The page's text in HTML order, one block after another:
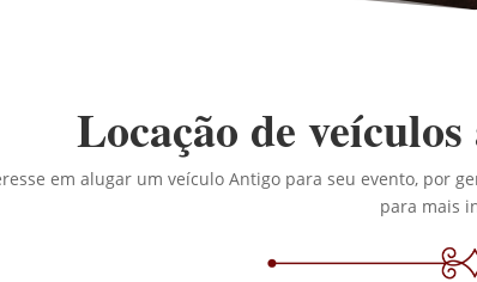
Locação de
em alugar um veículo Antigo para seu evento, por
para mais